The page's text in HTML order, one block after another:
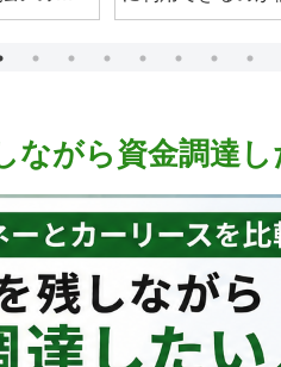
がら資金調達